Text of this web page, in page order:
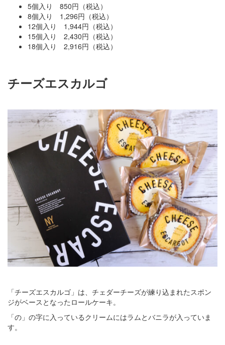
5個入り 850円（税込）
8個入り 1,296円（税込）
12個入り 1,944円（税込）
15個入り 2,430円（税込）
18個入り 2,916円（税込）
チーズエスカルゴ
「チーズエスカルゴ」は、チェダーチーズが練り込まれたスポン
ジがベースとなったロールケーキ。
「の」の字に入っているクリームにはラムとバニラが入っていま
す。